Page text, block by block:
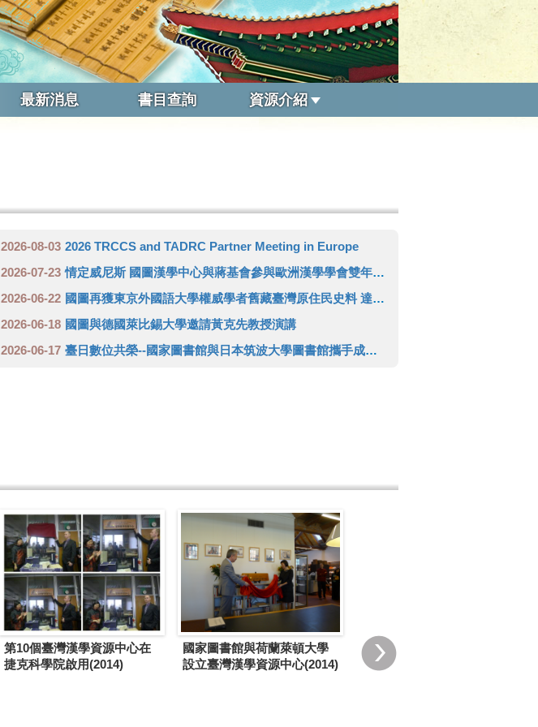
最新消息 書目查詢 資源介紹
2026-08-03 2026 TRCCS and TADRC Partner Meeting in Europe
2026-07-23 情定威尼斯 國圖漢學中心與蔣基會參與歐洲漢學學會雙年會 推廣臺灣人文領域研究成果
2026-06-22 國圖再獲東京外國語大學權威學者舊藏臺灣原住民史料 達成徵集三代傳承日本學者完整拼圖
2026-06-18 國圖與德國萊比錫大學邀請黃克先教授演講
2026-06-17 臺日數位共榮--國家圖書館與日本筑波大學圖書館攜手成立「臺灣學術數位資源中心」(TADRC)
第10個臺灣漢學資源中心在
捷克科學院啟用(2014)
國家圖書館與荷蘭萊頓大學
設立臺灣漢學資源中心(2014)
國家圖書館與西雅圖華盛頓
大學建置「臺灣漢學資源中...